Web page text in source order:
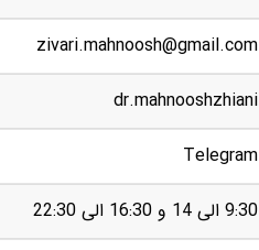
zivari.mahnoosh@gmail.com
dr.mahnooshzhiani
Telegram
9:30 الی 14 و 16:30 الی 22:30